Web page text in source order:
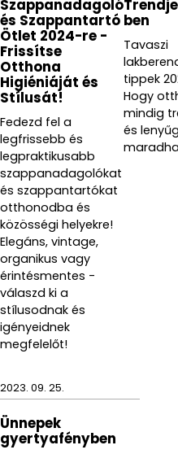
Szappanadagoló
és Szappantartó
Ötlet 2024-re -
Frissítse
Otthona
Higiéniáját és
Stílusát!
Fedezd fel a
legfrissebb és
legpraktikusabb
szappanadagolókat
és szappantartókat
otthonodba és
közösségi helyekre!
Elegáns, vintage,
organikus vagy
érintésmentes -
válaszd ki a
stílusodnak és
igényeidnek
megfelelőt!
ben
Tavaszi
tippek
Hogy
mindig
és
2023. 09. 25.
Ünnepek
gyertyafényben